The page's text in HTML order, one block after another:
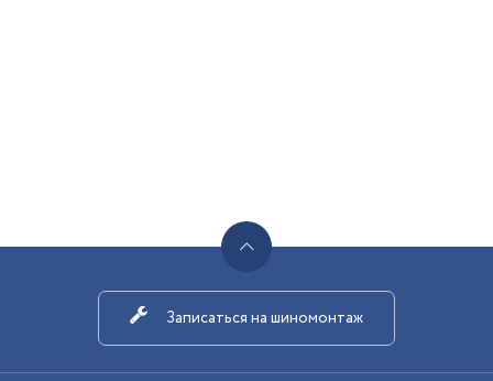
Записаться на шиномонтаж